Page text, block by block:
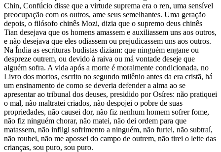
Chin, Confúcio disse que a virtude suprema era o ren, uma sensível
preocupação com os outros, ame seus semelhantes. Uma geração
depois, o filósofo chinês Mozi, dizia que o supremo deus chinês
Tian desejava que os homens amassem e auxiliassem uns aos outros,
e não desejava que eles odiassem ou prejudicassem uns aos outros.
Na Índia as escrituras budistas diziam: que ninguém engane ou
despreze outrem, ou devido à raiva ou má vontade deseje que
alguém sofra. A vida após a morte é moralmente condicionada, no
Livro dos mortos, escrito no segundo milênio antes da era cristã, há
um ensinamento de como se deveria defender a alma ao se
apresentar ao tribunal dos deuses, presidido por Osíres: não pratiquei
o mal, não maltratei criados, não despojei o pobre de suas
propriedades, não causei dor, não fiz nenhum homem sofrer fome,
não fiz ninguém chorar, não matei, não dei ordem para que
matassem, não infligi sofrimento a ninguém, não furtei, não subtraí,
não roubei, não me apossei do campo de outrem, não tirei o leite das
crianças, sou puro, sou puro.